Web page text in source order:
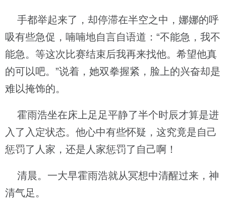
手都举起来了，却停滞在半空之中，娜娜的呼
吸有些急促，喃喃地自言自语道：“不能急，我不
能急。等这次比赛结束后我再来找他。希望他真
的可以吧。”说着，她双拳握紧，脸上的兴奋却是
难以掩饰的。
霍雨浩坐在床上足足平静了半个时辰才算是进
入了入定状态。他心中有些怀疑，这究竟是自己
惩罚了人家，还是人家惩罚了自己啊！
清晨。一大早霍雨浩就从冥想中清醒过来，神
清气足。